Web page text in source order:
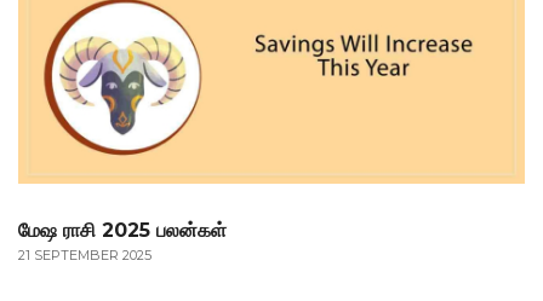
மேஷ ராசி 2025 பலன்கள்
21 SEPTEMBER 2025